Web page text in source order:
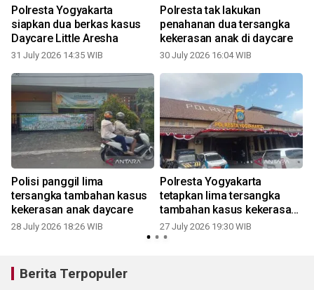
Polresta Yogyakarta
siapkan dua berkas kasus
Daycare Little Aresha
31 July 2026 14:35 WIB
Polresta tak lakukan
penahanan dua tersangka
kekerasan anak di daycare
30 July 2026 16:04 WIB
Polisi panggil lima
tersangka tambahan kasus
kekerasan anak daycare
28 July 2026 18:26 WIB
Polresta Yogyakarta
tetapkan lima tersangka
tambahan kasus kekerasan
anak daycare
27 July 2026 19:30 WIB
Berita Terpopuler